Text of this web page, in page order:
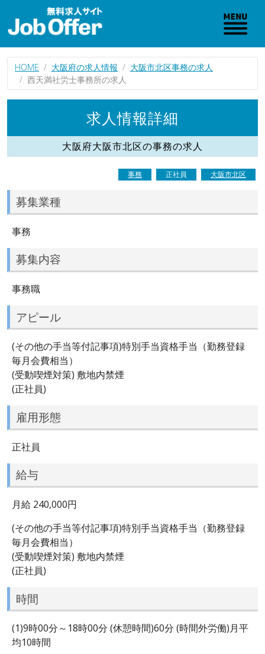
HOME 大阪府の求人情報
大阪市北区事務の求人
西天満社労士事務所の求人
求人情報詳細
大阪府大阪市北区の事務の求人
事務 正社員 大阪市北区
募集業種
事務
募集内容
事務職
アピール
(その他の手当等付記事項)特別手当資格手当（勤務登録
毎月会費相当）
(受動喫煙対策) 敷地内禁煙
(正社員)
雇用形態
正社員
給与
月給 240,000円
(その他の手当等付記事項)特別手当資格手当（勤務登録
毎月会費相当）
(受動喫煙対策) 敷地内禁煙
(正社員)
時間
(1)9時00分～18時00分 (休憩時間)60分 (時間外労働)月平
均10時間